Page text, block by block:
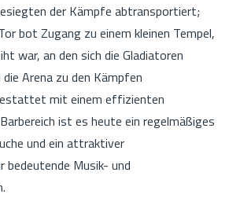
der Kämpfe abtransportiert;
bot Zugang zu einem kleinen Tempel,
war, an den sich die Gladiatoren
Arena zu den Kämpfen
mit einem effizienten
ist es heute ein regelmäßiges
und ein attraktiver
Musik- und